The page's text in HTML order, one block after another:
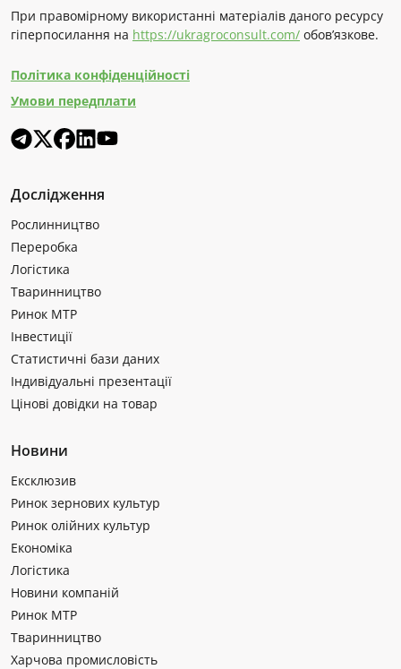
При правомірному використанні матеріалів даного ресурсу
гіперпосилання на https://ukragroconsult.com/ обов’язкове.
Політика конфіденційності
Умови передплати
Дослідження
Рослинництво
Переробка
Логістика
Тваринництво
Ринок МТР
Інвестиції
Статистичні бази даних
Індивідуальні презентації
Цінові довідки на товар
Новини
Ексклюзив
Ринок зернових культур
Ринок олійних культур
Економіка
Логістика
Новини компаній
Ринок МТР
Тваринництво
Харчова промисловість